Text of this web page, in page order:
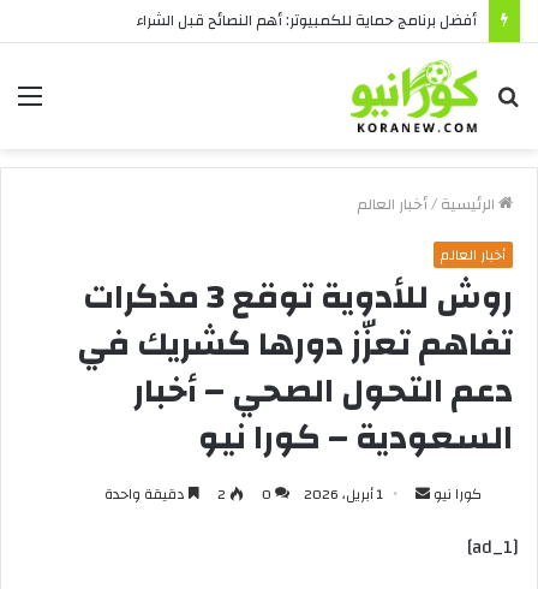
أفضل برنامج حماية للكمبيوتر: أهم النصائح قبل الشراء
بحث
عن
الرئيسية/أخبار العالم
أخبار العالم
روش للأدوية توقع 3 مذكرات
تفاهم تعزّز دورها كشريك في
دعم التحول الصحي – أخبار
السعودية – كورا نيو
كورا نيو
أرسل 1 أبريل، 2026 0
2 دقيقة واحدة
[ad_1]